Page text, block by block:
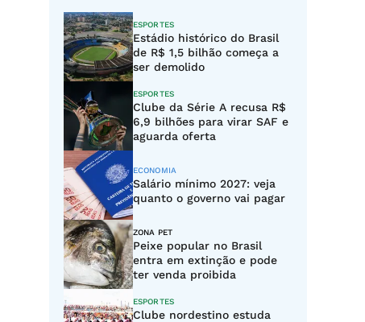
ESPORTES
Estádio histórico do Brasil
de R$ 1,5 bilhão começa a
ser demolido
ESPORTES
Clube da Série A recusa R$
6,9 bilhões para virar SAF e
aguarda oferta
ECONOMIA
Salário mínimo 2027: veja
quanto o governo vai pagar
ZONA PET
Peixe popular no Brasil
entra em extinção e pode
ter venda proibida
ESPORTES
Clube nordestino estuda